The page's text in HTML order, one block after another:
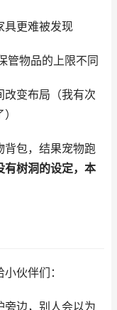
具更难被发现
管物品的上限不同
改变布局（我有次
背包，结果宠物跑
有树洞的设定，本
伙伴们：
旁边，别人会以为